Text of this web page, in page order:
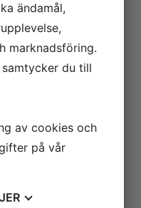
ackrediterat sedan
sedan 2016. All
internationella
ändamål,
marknadsföring.
du till
av cookies och
på vår